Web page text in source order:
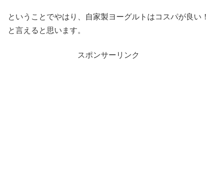
ということでやはり、自家製ヨーグルトはコスパが良い！
と言えると思います。
スポンサーリンク